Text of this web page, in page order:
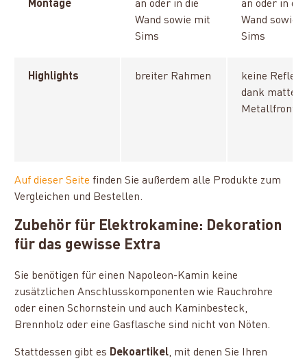
Montage
an oder in die
Wand sowie mit
Sims
an oder in die
Wand sowie
Sims
Highlights breiter Rahmen
keine
dank matter
Metallfront
Auf dieser Seite finden Sie außerdem alle Produkte zum
Vergleichen und Bestellen.
Zubehör für Elektrokamine: Dekoration
für das gewisse Extra
Sie benötigen für einen Napoleon-Kamin keine
zusätzlichen Anschlusskomponenten wie Rauchrohre
oder einen Schornstein und auch Kaminbesteck,
Brennholz oder eine Gasflasche sind nicht von Nöten.
Stattdessen gibt es Dekoartikel, mit denen Sie Ihren